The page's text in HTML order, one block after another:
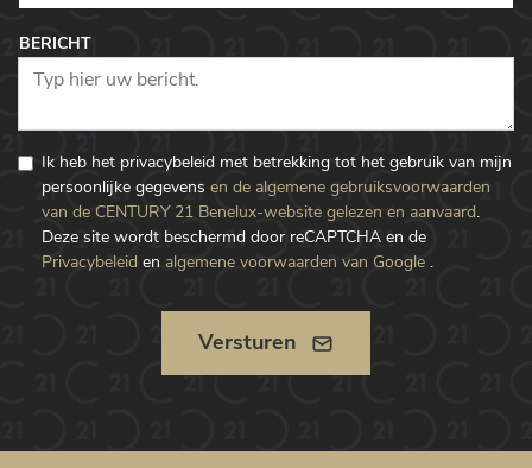
BERICHT
Ik heb het privacybeleid met betrekking tot het gebruik van mijn
persoonlijke gegevens en de algemene gebruiksvoorwaarden
van de CENTURY 21 Benelux-website gelezen en aanvaard.
Deze site wordt beschermd door reCAPTCHA en de
Privacybeleid en algemene voorwaarden van Google .
Versturen